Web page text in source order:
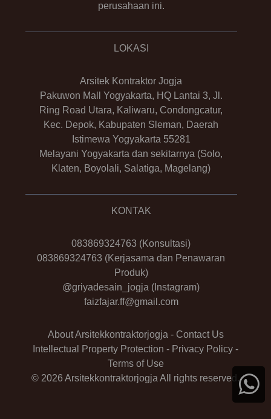
perusahaan ini.
LOKASI
Arsitek Kontraktor Jogja
Pakuwon Mall Yogyakarta, HQ Lantai 3, Jl.
Ring Road Utara, Kaliwaru, Condongcatur,
Kec. Depok, Kabupaten Sleman, Daerah
Istimewa Yogyakarta 55281
Melayani Yogyakarta dan sekitarnya (Solo,
Klaten, Boyolali, Salatiga, Magelang)
KONTAK
083869324763 (Konsultasi)
083869324763 (Kerjasama dan Penawaran
Produk)
@griyadesain_jogja (Instagram)
faizfajar.ff@gmail.com
About Arsitekkontraktorjogja - Contact Us
Intellectual Property Protection - Privacy Policy -
Terms of Use
© 2026 Arsitekkontraktorjogja All rights reserved.